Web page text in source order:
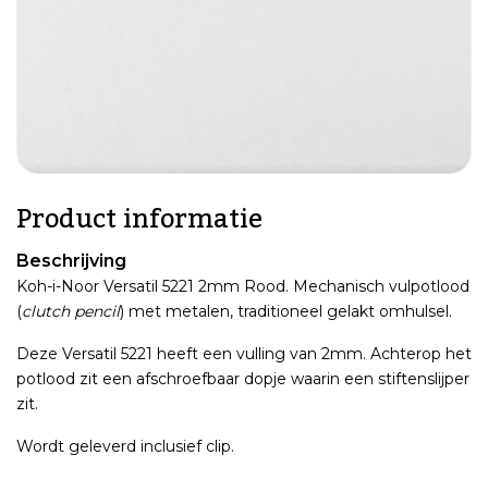
Product informatie
Beschrijving
Koh-i-Noor Versatil 5221 2mm Rood. Mechanisch vulpotlood
(clutch pencil) met metalen, traditioneel gelakt omhulsel.
Deze Versatil 5221 heeft een vulling van 2mm. Achterop het
potlood zit een afschroefbaar dopje waarin een stiftenslijper
zit.
Wordt geleverd inclusief clip.